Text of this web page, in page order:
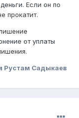
Если он по
прокатит.
от уплаты
Рустам Садыкаев